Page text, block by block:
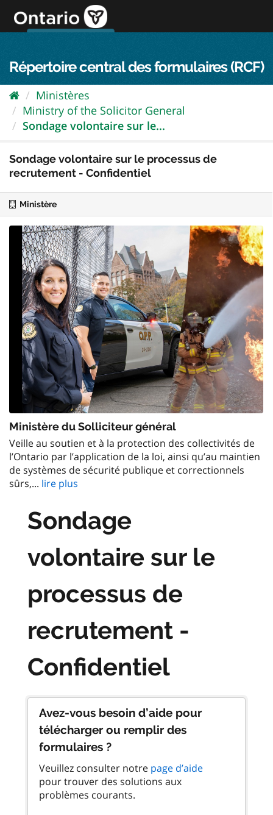
directement
au
Répertoire central des formulaires (RCF)
Ministères
Ministry of the Solicitor General
Sondage volontaire sur le...
Sondage volontaire sur le processus de
recrutement - Confidentiel
Ministère
Ministère du Solliciteur général
Veille au soutien et à la protection des collectivités de
l’Ontario par l’application de la loi, ainsi qu’au maintien
de systèmes de sécurité publique et correctionnels
sûrs,... lire plus
Sondage
volontaire sur le
processus de
recrutement -
Confidentiel
Avez-vous besoin d’aide pour
télécharger ou remplir des
formulaires ?
Veuillez consulter notre page d’aide
pour trouver des solutions aux
problèmes courants.